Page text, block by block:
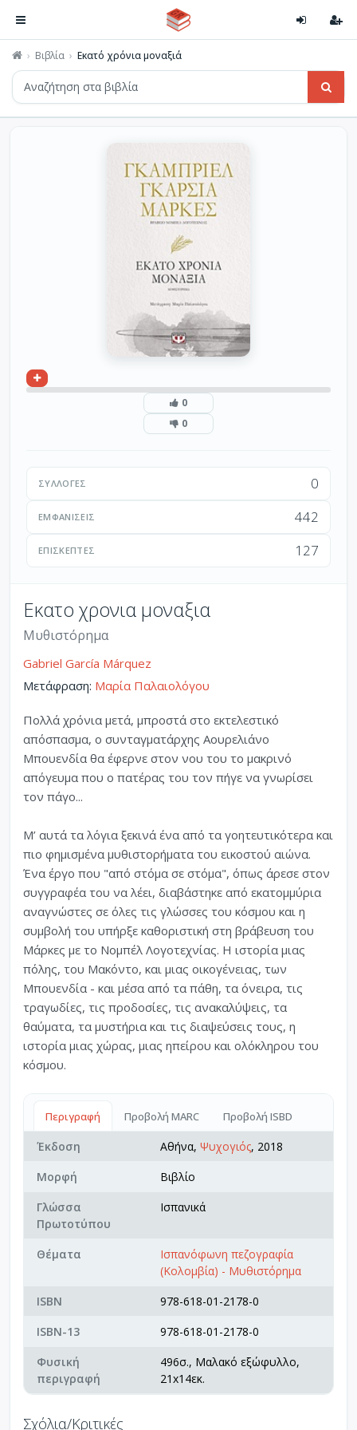
Βιβλία Εκατό χρόνια μοναξιά
0
0
ΣΥΛΛΟΓΈΣ 0
ΕΜΦΑΝΊΣΕΙΣ 442
ΕΠΙΣΚΈΠΤΕΣ 127
Εκατο χρονια μοναξια
Μυθιστόρημα
Gabriel García Márquez
Μετάφραση: Μαρία Παλαιολόγου
Πολλά χρόνια μετά, μπροστά στο εκτελεστικό
απόσπασμα, ο συνταγματάρχης Αουρελιάνο
Μπουενδία θα έφερνε στον νου του το μακρινό
απόγευμα που ο πατέρας του τον πήγε να γνωρίσει
τον πάγο...
Μ’ αυτά τα λόγια ξεκινά ένα από τα γοητευτικότερα και
πιο φημισμένα μυθιστορήματα του εικοστού αιώνα.
Ένα έργο που "από στόμα σε στόμα", όπως άρεσε στον
συγγραφέα του να λέει, διαβάστηκε από εκατομμύρια
αναγνώστες σε όλες τις γλώσσες του κόσμου και η
συμβολή του υπήρξε καθοριστική στη βράβευση του
Μάρκες με το Νομπέλ Λογοτεχνίας. Η ιστορία μιας
πόλης, του Μακόντο, και μιας οικογένειας, των
Μπουενδία - και μέσα από τα πάθη, τα όνειρα, τις
τραγωδίες, τις προδοσίες, τις ανακαλύψεις, τα
θαύματα, τα μυστήρια και τις διαψεύσεις τους, η
ιστορία μιας χώρας, μιας ηπείρου και ολόκληρου του
κόσμου.
Περιγραφή Προβολή MARC Προβολή ISBD
Έκδοση Αθήνα, Ψυχογιός, 2018
Μορφή
Βιβλίο
Γλώσσα
Πρωτοτύπου
Ισπανικά
Θέματα
Ισπανόφωνη πεζογραφία
(Κολομβία) - Μυθιστόρημα
ISBN
978-618-01-2178-0
ISBN-13
978-618-01-2178-0
Φυσική
περιγραφή
496σ., Μαλακό εξώφυλλο,
21x14εκ.
Σχόλια/Κριτικές